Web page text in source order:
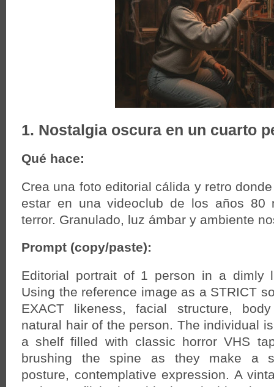
1. Nostalgia oscura en un cuarto
Qué hace:
Crea una foto editorial cálida y retro
estar en una videoclub de los años 80
terror. Granulado, luz ámbar y ambiente
Prompt (copy/paste):
Editorial portrait of 1 person in a dimly
Using the reference image as a STRICT
EXACT likeness, facial structure,
natural hair of the person. The individual
a shelf filled with classic horror VHS
brushing the spine as they make a
posture, contemplative expression. A